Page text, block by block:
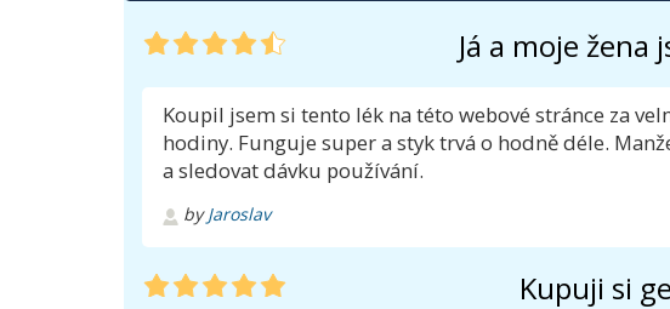
Já a moje žena
Koupil jsem si tento lék na této webové stránce za
hodiny. Funguje super a styk trvá o hodně déle.
a sledovat dávku používání.
byJaroslav
Kupuji si